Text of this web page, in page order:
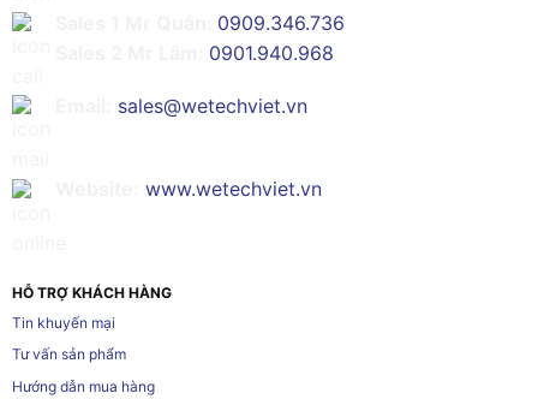
0909.346.736
0901.940.968
sales@wetechviet.vn
www.wetechviet.vn
HỖ TRỢ KHÁCH HÀNG
Tin khuyến mại
Tư vấn sản phẩm
Hướng dẫn mua hàng